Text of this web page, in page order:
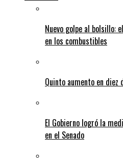
Nuevo golpe al bolsillo:
en los combustibles
Quinto aumento en
El Gobierno logró la
en el Senado